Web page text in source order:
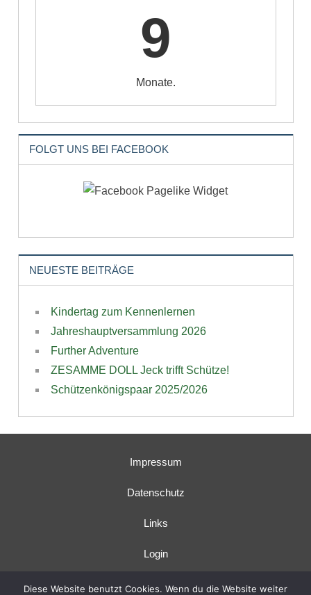
9
Monate.
FOLGT UNS BEI FACEBOOK
NEUESTE BEITRÄGE
Kindertag zum Kennenlernen
Jahreshauptversammlung 2026
Further Adventure
ZESAMME DOLL Jeck trifft Schütze!
Schützenkönigspaar 2025/2026
Impressum
Datenschutz
Links
Login
Diese Website benutzt Cookies. Wenn du die Website weiter